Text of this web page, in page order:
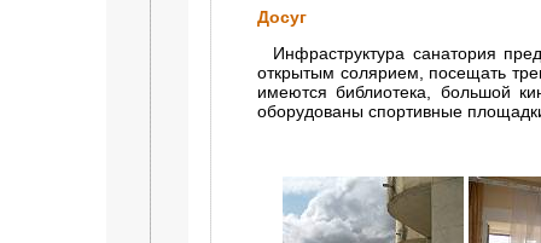
Досуг
Инфраструктура санатория
открытым солярием, посещать
имеются библиотека, большой
оборудованы спортивные